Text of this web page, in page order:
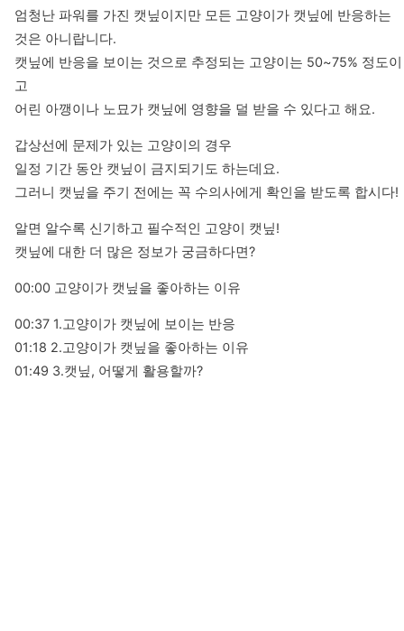
엄청난 파워를 가진 캣닢이지만 모든 고양이가 캣닢에 반응하는
것은 아니랍니다.
캣닢에 반응을 보이는 것으로 추정되는 고양이는 50~75% 정도이
고
어린 아깽이나 노묘가 캣닢에 영향을 덜 받을 수 있다고 해요.
갑상선에 문제가 있는 고양이의 경우
일정 기간 동안 캣닢이 금지되기도 하는데요.
그러니 캣닢을 주기 전에는 꼭 수의사에게 확인을 받도록 합시다!
알면 알수록 신기하고 필수적인 고양이 캣닢!
캣닢에 대한 더 많은 정보가 궁금하다면?
00:00 고양이가 캣닢을 좋아하는 이유
00:37 1.고양이가 캣닢에 보이는 반응
01:18 2.고양이가 캣닢을 좋아하는 이유
01:49 3.캣닢, 어떻게 활용할까?